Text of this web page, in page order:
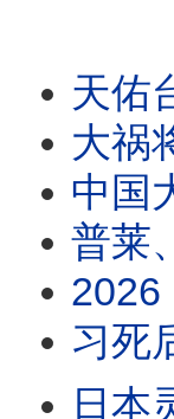
天佑台湾！神算命理
大祸将至！她看
中国大劫难逃！
普莱、帕克最新预言：
2026《经济学
习死后的6天，中
日本灵媒惊人预